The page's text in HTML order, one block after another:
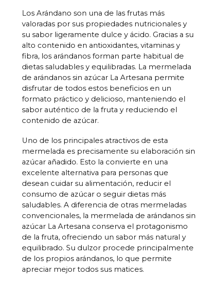
Los Arándano son una de las frutas más
valoradas por sus propiedades nutricionales y
su sabor ligeramente dulce y ácido. Gracias a su
alto contenido en antioxidantes, vitaminas y
fibra, los arándanos forman parte habitual de
dietas saludables y equilibradas. La mermelada
de arándanos sin azúcar La Artesana permite
disfrutar de todos estos beneficios en un
formato práctico y delicioso, manteniendo el
sabor auténtico de la fruta y reduciendo el
contenido de azúcar.
Uno de los principales atractivos de esta
mermelada es precisamente su elaboración sin
azúcar añadido. Esto la convierte en una
excelente alternativa para personas que
desean cuidar su alimentación, reducir el
consumo de azúcar o seguir dietas más
saludables. A diferencia de otras mermeladas
convencionales, la mermelada de arándanos sin
azúcar La Artesana conserva el protagonismo
de la fruta, ofreciendo un sabor más natural y
equilibrado. Su dulzor procede principalmente
de los propios arándanos, lo que permite
apreciar mejor todos sus matices.